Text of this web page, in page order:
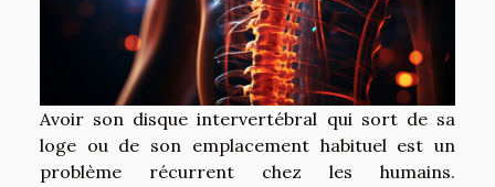
Avoir son disque intervertébral qui sort de sa
loge ou de son emplacement habituel est un
problème récurrent chez les humains.